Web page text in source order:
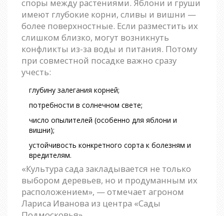
споры между растениями. Яблони и груши
имеют глубокие корни, сливы и вишни —
более поверхностные. Если разместить их
слишком близко, могут возникнуть
конфликты из-за воды и питания. Потому
при совместной посадке важно сразу
учесть:
глубину залегания корней;
потребности в солнечном свете;
число опылителей (особенно для яблони и
вишни);
устойчивость конкретного сорта к болезням и
вредителям.
«Культура сада закладывается не только
выбором деревьев, но и продуманным их
расположением», — отмечает агроном
Лариса Иванова из центра «Сады